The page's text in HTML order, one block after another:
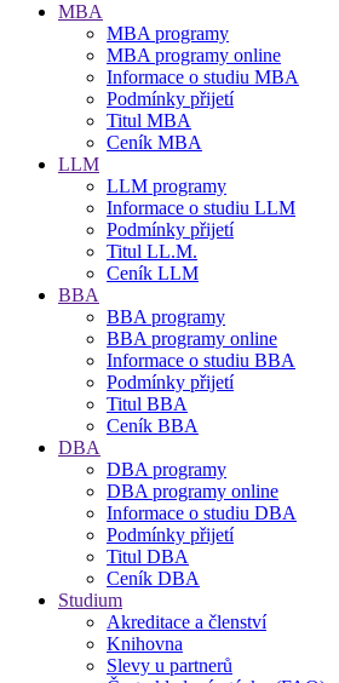
MBA
MBA programy
MBA programy online
Informace o studiu MBA
Podmínky přijetí
Titul MBA
Ceník MBA
LLM
LLM programy
Informace o studiu LLM
Podmínky přijetí
Titul LL.M.
Ceník LLM
BBA
BBA programy
BBA programy online
Informace o studiu BBA
Podmínky přijetí
Titul BBA
Ceník BBA
DBA
DBA programy
DBA programy online
Informace o studiu DBA
Podmínky přijetí
Titul DBA
Ceník DBA
Studium
Akreditace a členství
Knihovna
Slevy u partnerů